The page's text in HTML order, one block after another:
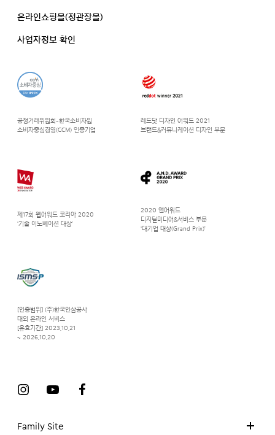
Family Site
공정거래위원회-한국소비자원
소비자중심경영(CCM) 인증기업
레드닷 디자인 어워드 2021
브랜드&커뮤니케이션 디자인 부문
제17회 웹어워드 코리아 2020
‘기술 이노베이션 대상’
2020 앤어워드
디지털미디어&서비스 부문
‘대기업 대상(Grand Prix)’
[인증범위] (주)한국인삼공사
대외 온라인 서비스
[유효기간] 2023.10.21
~ 2026.10.20
온라인쇼핑몰(정관장몰)
사업자정보 확인